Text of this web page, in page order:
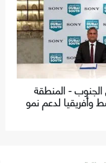
الجنوب - المنطقة
وأفريقيا لدعم نمو